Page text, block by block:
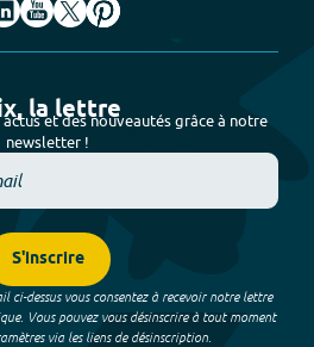
la lettre
et des nouveautés grâce à notre
newsletter !
S'inscrire
ci-dessus vous consentez à recevoir notre lettre
Vous pouvez vous désinscrire à tout moment
via les liens de désinscription.